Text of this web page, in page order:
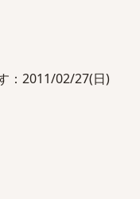
：2011/02/27(日)